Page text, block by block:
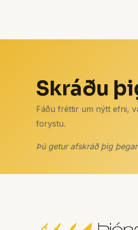
Skráðu
Fáðu fréttir um nýtt efni,
forystu.
Þú getur afskráð þig